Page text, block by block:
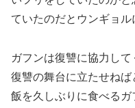
ていたのだとウンギョル
ガフンは復讐に協力し
復讐の舞台に立たせね
飯を久しぶりに食べる